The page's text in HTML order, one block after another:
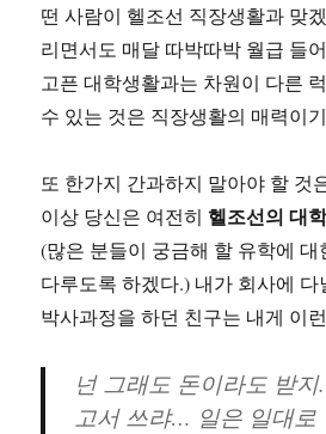
떤 사람이 헬조선 직장생활과 맞
리면서도 매달 따박따박 월급 들
고픈 대학생활과는 차원이 다른
수 있는 것은 직장생활의 매력이
또 한가지 간과하지 말아야 할 것
이상 당신은 여전히 헬조선의 대
(많은 분들이 궁금해 할 유학에 대
다루도록 하겠다.) 내가 회사에 다
박사과정을 하던 친구는 내게 이
넌 그래도 돈이라도 받
고서 쓰랴… 일은 일대로